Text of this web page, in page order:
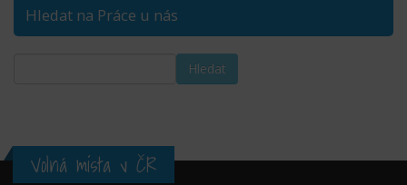
Hledat na Práce u nás
Volná místa v ČR